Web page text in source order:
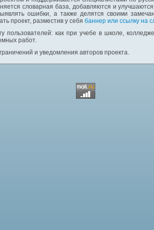
словарная база, добавляются и
ошибки, а также делятся своими
проект, разместив у себя баннер или ссылку на
пользователей: как при учебе в школе,
работ.
и уведомления авторов проекта.